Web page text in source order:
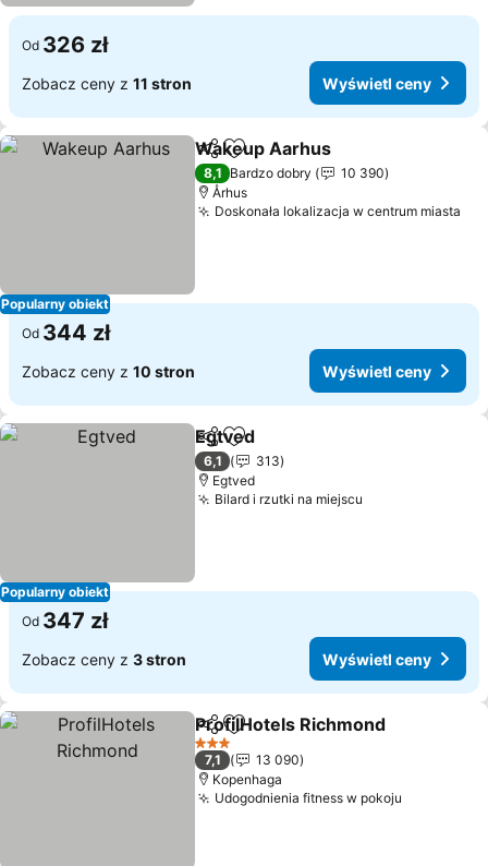
Od 326 zł
Zobacz ceny z 11 stron Wyświetl ceny
Popularny obiekt
Udostępnij
Dodaj do ulubionych
Wakeup Aarhus
8,1 Bardzo dobry
10 390
Århus
Doskonała lokalizacja w centrum miasta
Od 344 zł
Zobacz ceny z 10 stron Wyświetl ceny
Popularny obiekt
UdostępnijDodaj do ulubionych
Egtved
6,1
313
Egtved
Bilard i rzutki na miejscu
Od 347 zł
Zobacz ceny z 3 stron Wyświetl ceny
Udostępnij
Dodaj do ulubionych
ProfilHotels Richmond
3 Kategoria
7,1
13 090
Kopenhaga
Udogodnienia fitness w pokoju